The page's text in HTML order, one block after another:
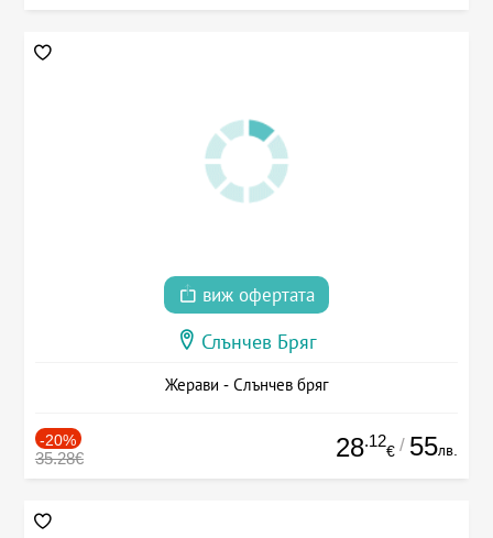
виж офертата
Слънчев Бряг
Жерави - Слънчев бряг
-20%
35.28€ 28.12
€ / 55лв.